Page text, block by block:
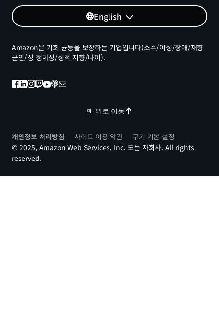
English
맨 위로 이동
Amazon은 기회 균등을 보장하는 기업입니다(소수/여성/장애/재향
군인/성 정체성/성적 지향/나이).
개인정보 처리방침 사이트 이용 약관
쿠키 기본 설정
© 2025, Amazon Web Services, Inc. 또는 자회사. All rights
reserved.